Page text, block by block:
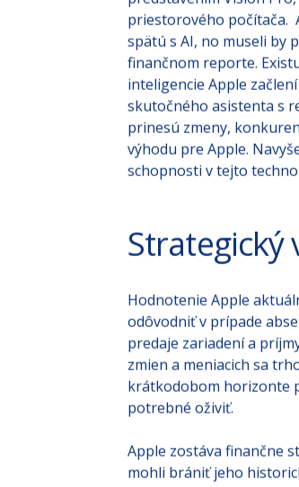
Apple sa na rozdiel od
predstavením Vision
priestorového počítača.
spätú s AI, no museli by
finančnom reporte.
inteligencie Apple
skutočného asistenta s
prinesú zmeny,
schopnosti v tejto
Strategický
Hodnotenie Apple
odôvodniť v prípade
predaje zariadení a
zmien a meniacich sa
krátkodobom horizonte
potrebné oživiť.